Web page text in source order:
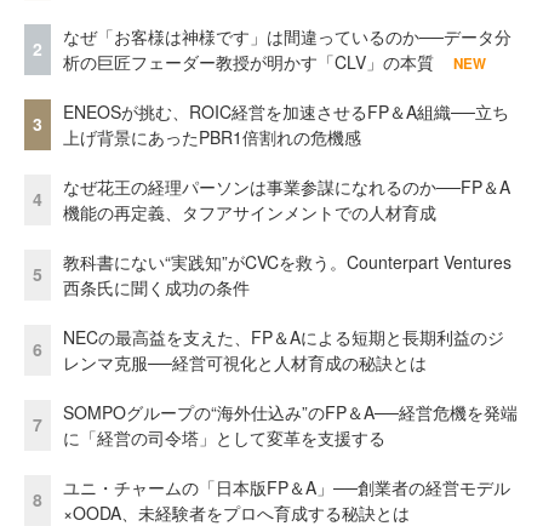
2
なぜ「お客様は神様です」は間違っているのか──データ分
析の巨匠フェーダー教授が明かす「CLV」の本質
NEW
3
ENEOSが挑む、ROIC経営を加速させるFP＆A組織──立ち
上げ背景にあったPBR1倍割れの危機感
4
なぜ花王の経理パーソンは事業参謀になれるのか──FP＆A
機能の再定義、タフアサインメントでの人材育成
5
教科書にない“実践知”がCVCを救う。Counterpart Ventures
西条氏に聞く成功の条件
6
NECの最高益を支えた、FP＆Aによる短期と長期利益のジ
レンマ克服──経営可視化と人材育成の秘訣とは
7
SOMPOグループの“海外仕込み”のFP＆A──経営危機を発端
に「経営の司令塔」として変革を支援する
8
ユニ・チャームの「日本版FP＆A」──創業者の経営モデル
×OODA、未経験者をプロへ育成する秘訣とは